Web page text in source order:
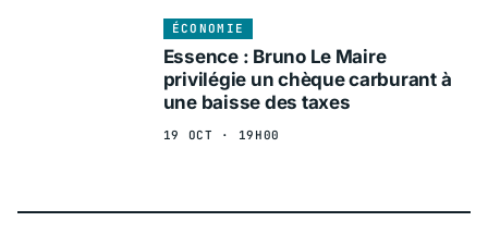
ÉCONOMIE
Essence : Bruno Le Maire
privilégie un chèque carburant à
une baisse des taxes
19 OCT · 19H00